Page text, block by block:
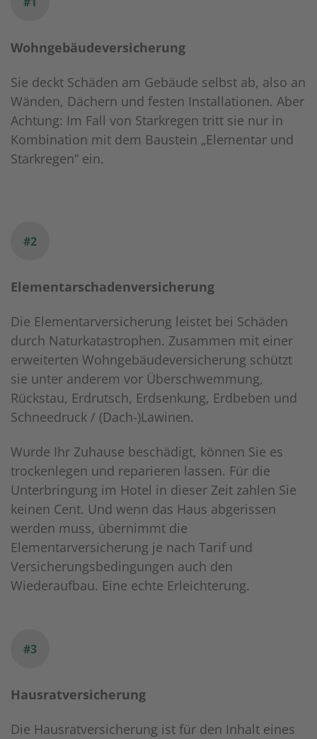
Wohngebäudeversicherung
Sie deckt Schäden am Gebäude selbst ab, also an
Wänden, Dächern und festen Installationen. Aber
Achtung: Im Fall von Starkregen tritt sie nur in
Kombination mit dem Baustein „Elementar und
Starkregen“ ein.
#2
Elementarschadenversicherung
Die Elementarversicherung leistet bei Schäden
durch Naturkatastrophen. Zusammen mit einer
erweiterten Wohngebäudeversicherung schützt
sie unter anderem vor Überschwemmung,
Rückstau, Erdrutsch, Erdsenkung, Erdbeben und
Schneedruck / (Dach-)Lawinen.
Wurde Ihr Zuhause beschädigt, können Sie es
trockenlegen und reparieren lassen. Für die
Unterbringung im Hotel in dieser Zeit zahlen Sie
keinen Cent. Und wenn das Haus abgerissen
werden muss, übernimmt die
Elementarversicherung je nach Tarif und
Versicherungsbedingungen auch den
Wiederaufbau. Eine echte Erleichterung.
#3
Hausratversicherung
Die Hausratversicherung ist für den Inhalt eines